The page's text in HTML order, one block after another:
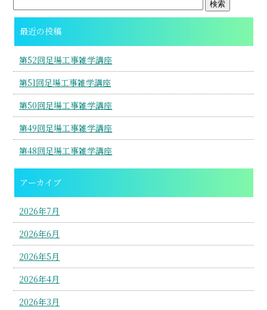
最近の投稿
第52回足場工事雑学講座
第51回足場工事雑学講座
第50回足場工事雑学講座
第49回足場工事雑学講座
第48回足場工事雑学講座
アーカイブ
2026年7月
2026年6月
2026年5月
2026年4月
2026年3月